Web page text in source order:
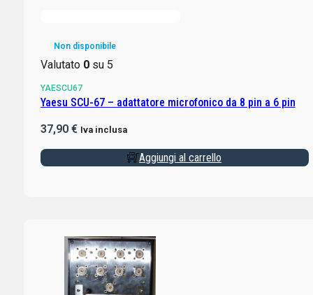
Non disponibile
Valutato 0su 5
YAESCU67
Yaesu SCU-67 – adattatore microfonico da 8 pin a 6 pin
37,90 € Iva inclusa
Aggiungi al carrello